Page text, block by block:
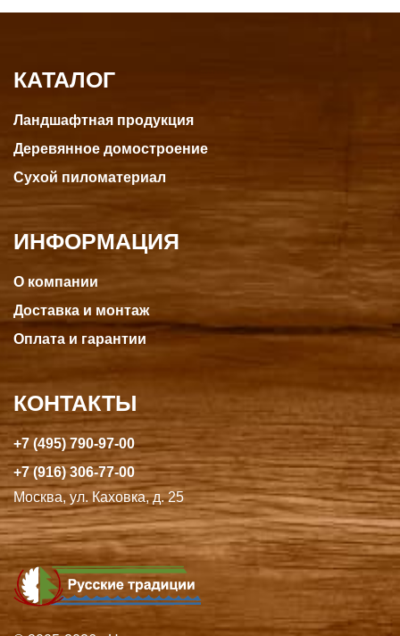
КАТАЛОГ
Ландшафтная продукция
Деревянное домостроение
Сухой пиломатериал
ИНФОРМАЦИЯ
О компании
Доставка и монтаж
Оплата и гарантии
КОНТАКТЫ
+7 (495) 790-97-00
+7 (916) 306-77-00
Москва, ул. Каховка, д. 25